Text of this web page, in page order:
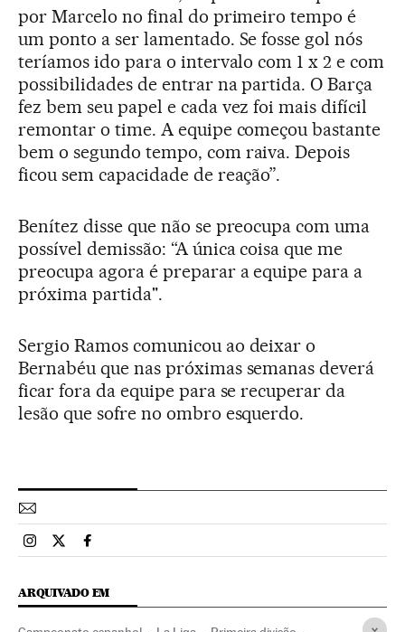
por Marcelo no final do primeiro tempo é
um ponto a ser lamentado. Se fosse gol nós
teríamos ido para o intervalo com 1 x 2 e com
possibilidades de entrar na partida. O Barça
fez bem seu papel e cada vez foi mais difícil
remontar o time. A equipe começou bastante
bem o segundo tempo, com raiva. Depois
ficou sem capacidade de reação”.
Benítez disse que não se preocupa com uma
possível demissão: “A única coisa que me
preocupa agora é preparar a equipe para a
próxima partida".
Sergio Ramos comunicou ao deixar o
Bernabéu que nas próximas semanas deverá
ficar fora da equipe para se recuperar da
lesão que sofre no ombro esquerdo.
Esportes El País Brasil en Instagram
Esportes El País Brasil en Twitter
Esportes El País Brasil en Facebook
ARQUIVADO EM